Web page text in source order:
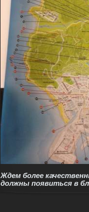
Ждем более
должны появиться в